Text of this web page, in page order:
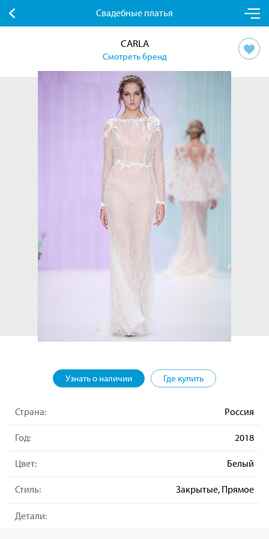
Свадебные платья
CARLA
Смотреть бренд
Узнать о наличии Где купить
Страна: Россия
Год: 2018
Цвет: Белый
Стиль: Закрытые, Прямое
Детали: